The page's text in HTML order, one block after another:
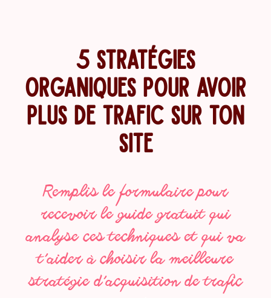
5 STRATÉGIES
ORGANIQUES POUR AVOIR
PLUS DE TRAFIC SUR TON
SITE
Remplis le formulaire pour
recevoir le guide gratuit qui
analyse ces techniques et qui va
t’aider à choisir la meilleure
stratégie d’acquisition de trafic